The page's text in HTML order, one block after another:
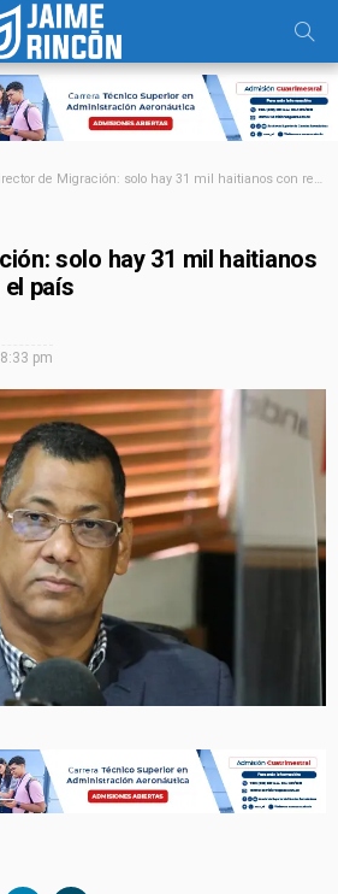
de Migración: solo hay 31 mil haitianos con residencia en el país
solo hay 31 mil haitianos
país
pm